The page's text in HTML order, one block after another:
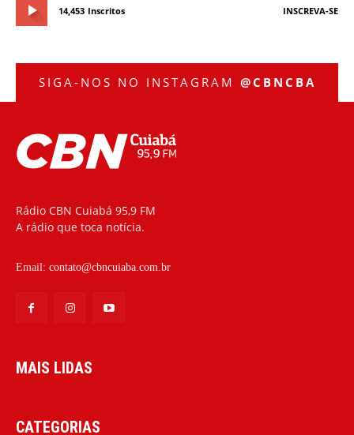
14,453 Inscritos INSCREVA-SE
SIGA-NOS NO INSTAGRAM @CBNCBA
Rádio CBN Cuiabá 95,9 FM
A rádio que toca notícia.
Email: contato@cbncuiaba.com.br
MAIS LIDAS
CATEGORIAS